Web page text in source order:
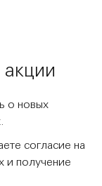
о новых
согласие на
и получение